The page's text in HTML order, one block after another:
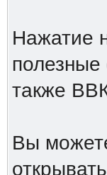
Нажатие
также
Вы